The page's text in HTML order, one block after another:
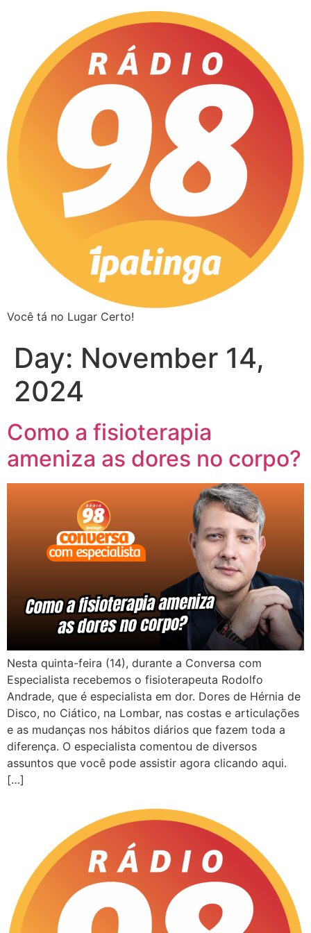
Você tá no Lugar Certo!
Day: November 14,
2024
Como a fisioterapia
ameniza as dores no corpo?
Nesta quinta-feira (14), durante a Conversa com
Especialista recebemos o fisioterapeuta Rodolfo
Andrade, que é especialista em dor. Dores de Hérnia de
Disco, no Ciático, na Lombar, nas costas e articulações
e as mudanças nos hábitos diários que fazem toda a
diferença. O especialista comentou de diversos
assuntos que você pode assistir agora clicando aqui.
[…]